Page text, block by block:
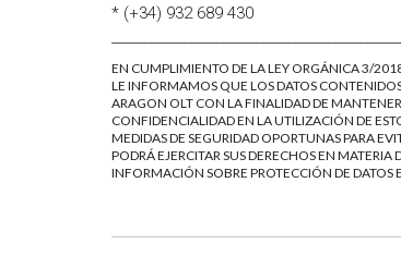
* (+34) 932 689 430
EN CUMPLIMIENTO DE LA LEY ORGÁNICA 3/
LE INFORMAMOS QUE LOS DATOS
ARAGON OLT CON LA FINALIDAD DE
CONFIDENCIALIDAD EN LA UTILIZACIÓN DE
MEDIDAS DE SEGURIDAD OPORTUNAS PARA
PODRÁ EJERCITAR SUS DERECHOS EN
INFORMACIÓN SOBRE PROTECCIÓN DE